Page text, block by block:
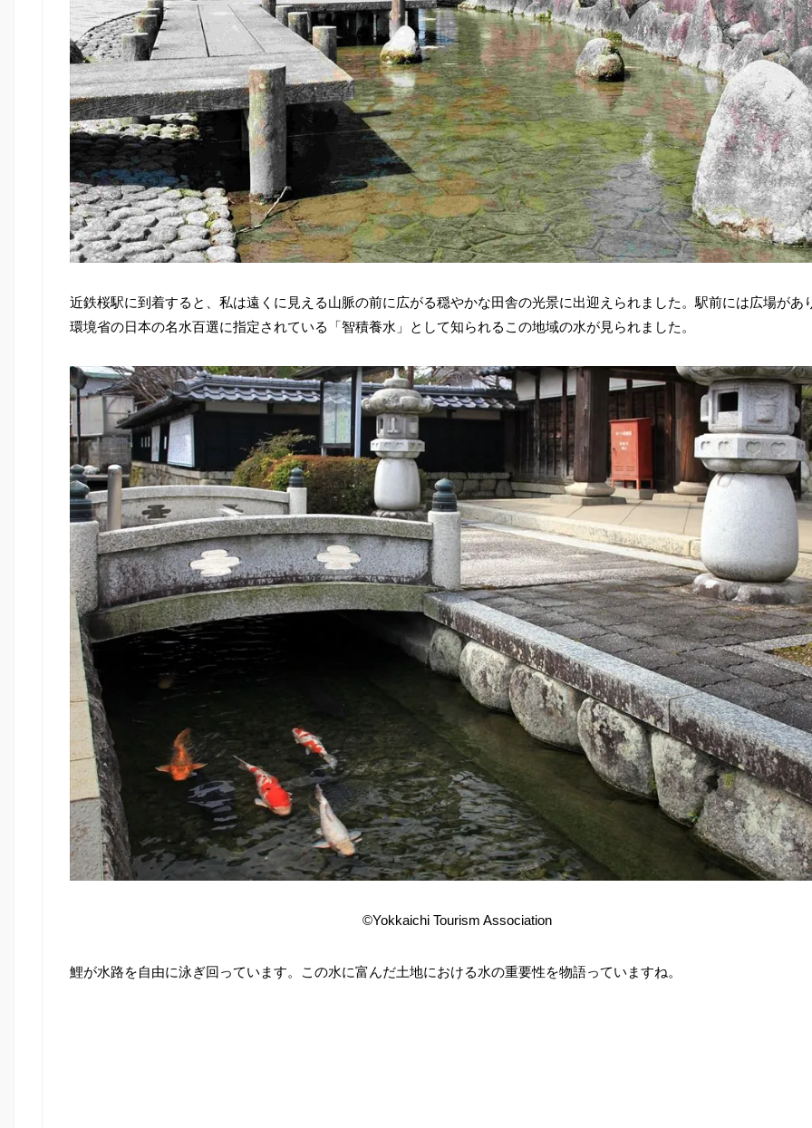
近鉄桜駅に到着すると、私は遠くに見える山脈の前に広がる穏やかな田舎の光景に出迎えられました。駅前には広場があ
環境省の日本の名水百選に指定されている「智積養水」として知られるこの地域の水が見られました。
©Yokkaichi Tourism Association
鯉が水路を自由に泳ぎ回っています。この水に富んだ土地における水の重要性を物語っていますね。